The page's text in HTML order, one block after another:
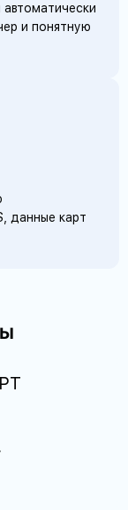
и понятную
данные карт